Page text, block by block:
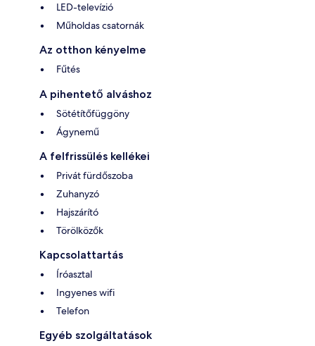
LED-televízió
Műholdas csatornák
Az otthon kényelme
Fűtés
A pihentető alváshoz
Sötétítőfüggöny
Ágynemű
A felfrissülés kellékei
Privát fürdőszoba
Zuhanyzó
Hajszárító
Törölközők
Kapcsolattartás
Íróasztal
Ingyenes wifi
Telefon
Egyéb szolgáltatások